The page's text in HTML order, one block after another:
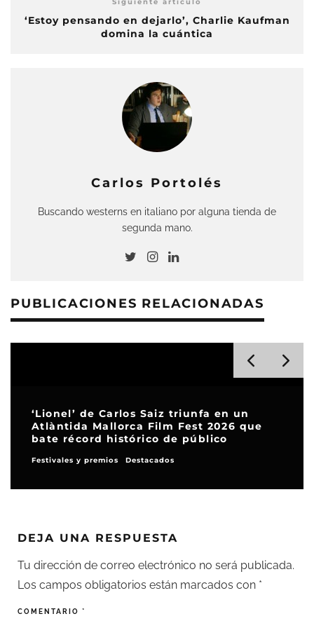
Siguiente artículo
‘Estoy pensando en dejarlo’, Charlie Kaufman
domina la cuántica
Carlos Portolés
Buscando westerns en italiano por alguna tienda de
segunda mano.
PUBLICACIONES RELACIONADAS
‘Lionel’ de Carlos Saiz triunfa en un
Atlàntida Mallorca Film Fest 2026 que
bate récord histórico de público
Festivales y premios Destacados
DEJA UNA RESPUESTA
Tu dirección de correo electrónico no será publicada.
Los campos obligatorios están marcados con *
COMENTARIO *